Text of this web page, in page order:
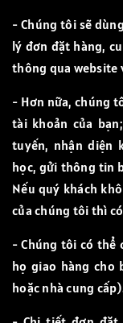
- Chúng tôi sẽ
lý đơn đặt hàng,
thông qua website
- Hơn nữa, chúng
tài khoản của
tuyến, nhận diện
học, gửi thông tin
Nếu quý khách
của chúng tôi thì
- Chúng tôi có thể
họ giao hàng cho
hoặc nhà cung